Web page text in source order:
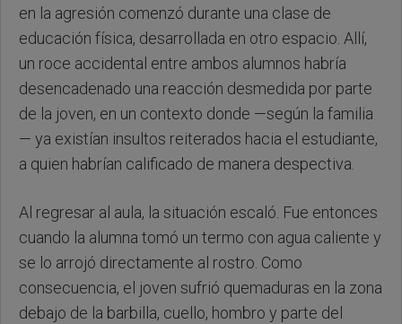
en la agresión comenzó durante una clase de
educación física, desarrollada en otro espacio. Allí,
un roce accidental entre ambos alumnos habría
desencadenado una reacción desmedida por parte
de la joven, en un contexto donde —según la familia
— ya existían insultos reiterados hacia el estudiante,
a quien habrían calificado de manera despectiva.
Al regresar al aula, la situación escaló. Fue entonces
cuando la alumna tomó un termo con agua caliente y
se lo arrojó directamente al rostro. Como
consecuencia, el joven sufrió quemaduras en la zona
debajo de la barbilla, cuello, hombro y parte del